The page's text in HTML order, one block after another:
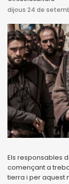
dijous 24 de
Els responsables
començant a
tierra i per aquest